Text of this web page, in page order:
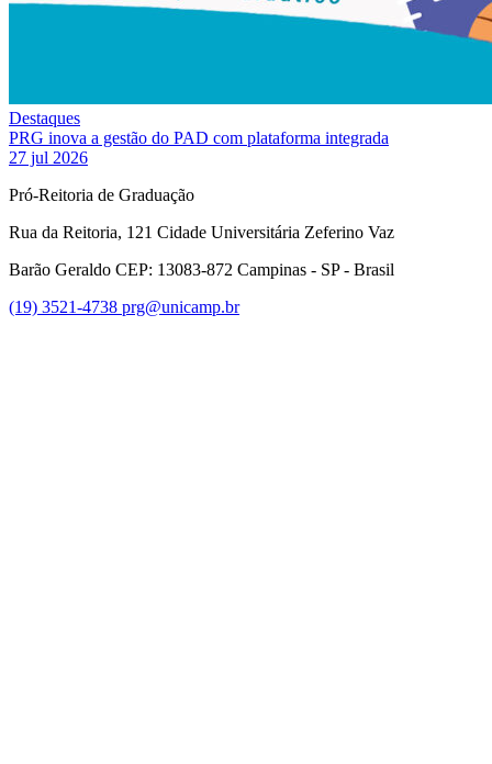
Destaques
PRG inova a gestão do PAD com plataforma integrada
27 jul 2026
Pró-Reitoria de Graduação
Rua da Reitoria, 121 Cidade Universitária Zeferino Vaz
Barão Geraldo CEP: 13083-872 Campinas - SP - Brasil
(19) 3521-4738 prg@unicamp.br